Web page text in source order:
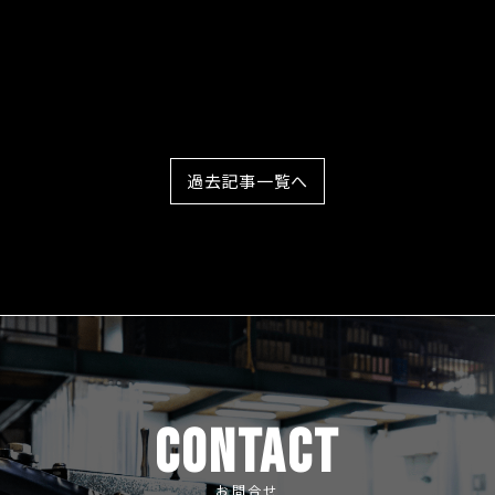
過去記事一覧へ
CONTACT
お問合せ